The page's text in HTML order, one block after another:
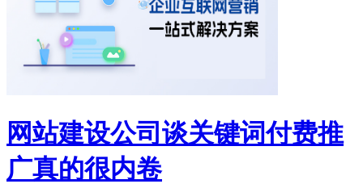
网站建设公司谈关键词付费推
广真的很内卷